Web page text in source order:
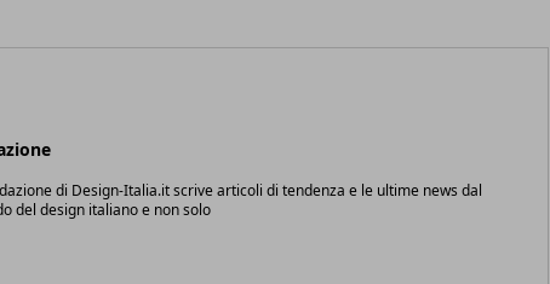
di Design-Italia.it scrive articoli di tendenza e le ultime news dal
del design italiano e non solo